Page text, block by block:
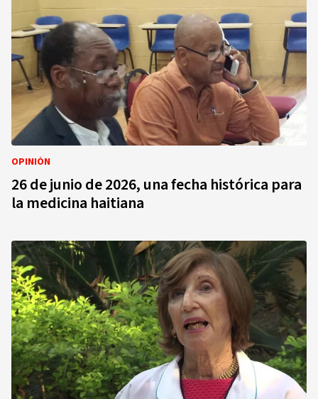
OPINIÓN
26 de junio de 2026, una fecha histórica para
la medicina haitiana